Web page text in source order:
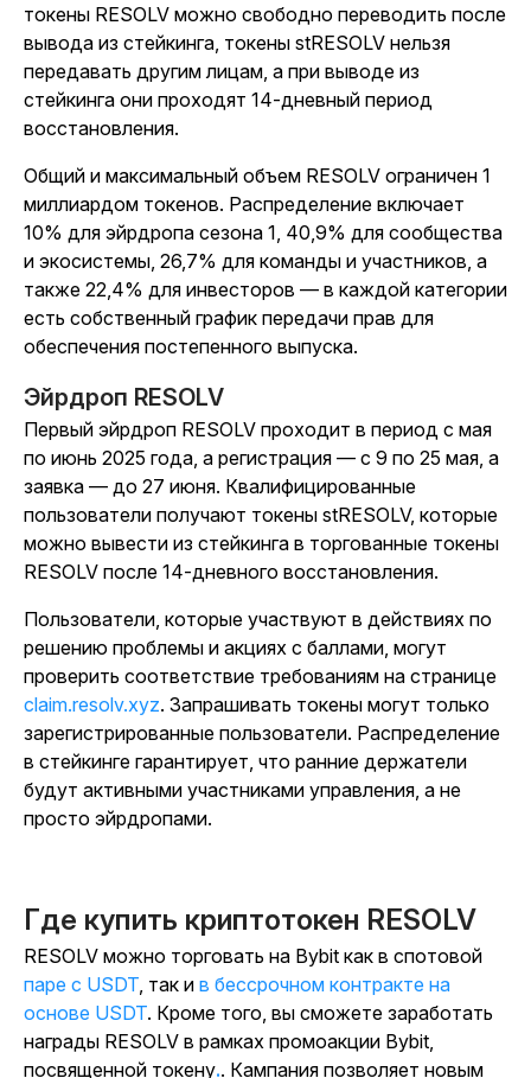
токены RESOLV можно свободно переводить после
вывода из стейкинга, токены stRESOLV нельзя
передавать другим лицам, а при выводе из
стейкинга они проходят 14-дневный период
восстановления.
Общий и максимальный объем RESOLV ограничен 1
миллиардом токенов. Распределение включает
10% для эйрдропа сезона 1, 40,9% для сообщества
и экосистемы, 26,7% для команды и участников, а
также 22,4% для инвесторов — в каждой категории
есть собственный график передачи прав для
обеспечения постепенного выпуска.
Эйрдроп RESOLV
Первый эйрдроп RESOLV проходит в период с мая
по июнь 2025 года, а регистрация — с 9 по 25 мая, а
заявка — до 27 июня. Квалифицированные
пользователи получают токены stRESOLV, которые
можно вывести из стейкинга в торгованные токены
RESOLV после 14-дневного восстановления.
Пользователи, которые участвуют в действиях по
решению проблемы и акциях с баллами, могут
проверить соответствие требованиям на странице
claim.resolv.xyz. Запрашивать токены могут только
зарегистрированные пользователи. Распределение
в стейкинге гарантирует, что ранние держатели
будут активными участниками управления, а не
просто эйрдропами.
Где купить криптотокен RESOLV
RESOLV можно торговать на Bybit как в спотовой
паре с USDT, так и в бессрочном контракте на
основе USDT. Кроме того, вы сможете заработать
награды RESOLV в рамках промоакции Bybit,
посвященной токену.. Кампания позволяет новым